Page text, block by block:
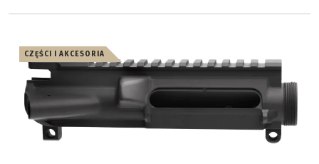
CZĘŚCI I AKCESORIA